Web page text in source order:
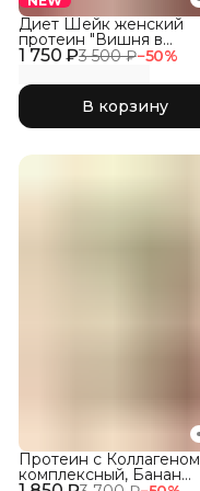
1 750 ₽3 500 ₽−50%
Диет Шейк женский
протеин "Вишня в
шоколаде"
В корзину
Протеин с Коллагеном
комплексный, Банан